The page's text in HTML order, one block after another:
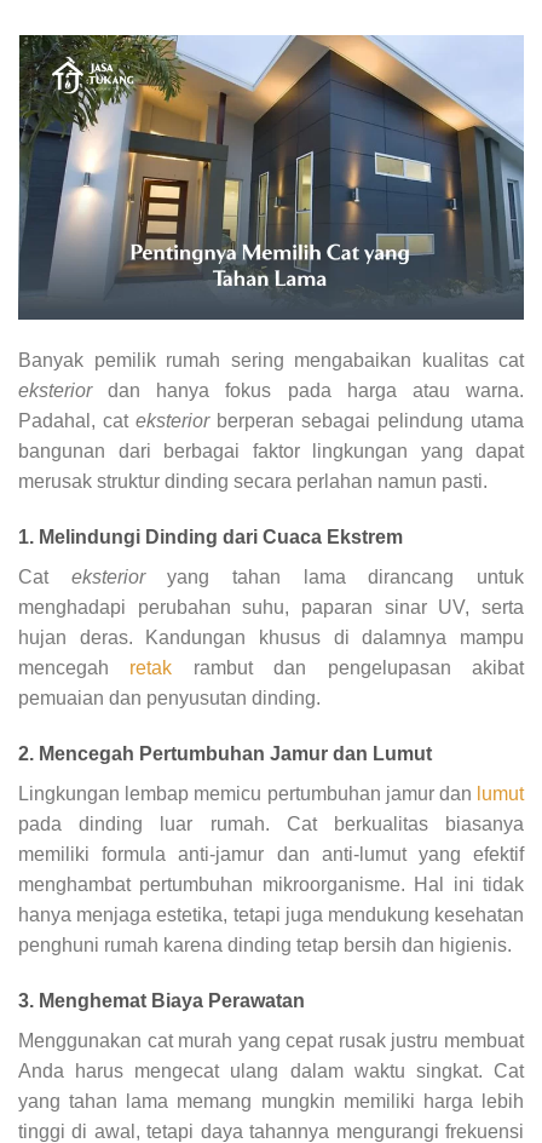
Banyak pemilik rumah sering mengabaikan kualitas cat
eksteriordan hanya fokus pada harga atau warna.
Padahal, cat eksteriorberperan sebagai pelindung utama
bangunan dari berbagai faktor lingkungan yang dapat
merusak struktur dinding secara perlahan namun pasti.
1. Melindungi Dinding dari Cuaca Ekstrem
Cat eksterioryang tahan lama dirancang untuk
menghadapi perubahan suhu, paparan sinar UV, serta
hujan deras. Kandungan khusus di dalamnya mampu
mencegah retak rambut dan pengelupasan akibat
pemuaian dan penyusutan dinding.
2. Mencegah Pertumbuhan Jamur dan Lumut
Lingkungan lembap memicu pertumbuhan jamur dan lumut
pada dinding luar rumah. Cat berkualitas biasanya
memiliki formula anti-jamur dan anti-lumut yang efektif
menghambat pertumbuhan mikroorganisme. Hal ini tidak
hanya menjaga estetika, tetapi juga mendukung kesehatan
penghuni rumah karena dinding tetap bersih dan higienis.
3. Menghemat Biaya Perawatan
Menggunakan cat murah yang cepat rusak justru membuat
Anda harus mengecat ulang dalam waktu singkat. Cat
yang tahan lama memang mungkin memiliki harga lebih
tinggi di awal, tetapi daya tahannya mengurangi frekuensi